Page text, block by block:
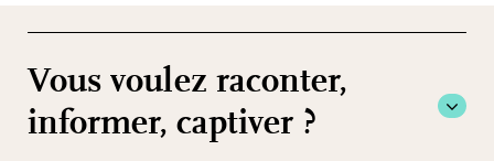
Vous voulez raconter,
informer, captiver ?